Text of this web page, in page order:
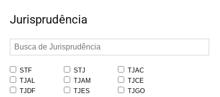
Jurisprudência
STF STJ
TJAC
TJAL
TJAM
TJCE
TJDF
TJES
TJGO